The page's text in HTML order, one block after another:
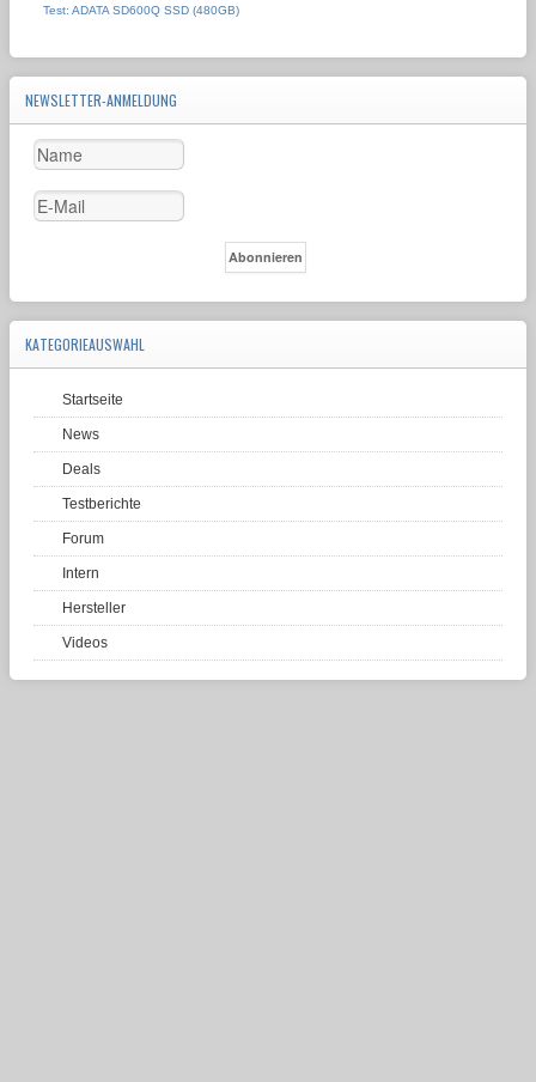
Test: ADATA SD600Q SSD (480GB)
NEWSLETTER-ANMELDUNG
KATEGORIEAUSWAHL
Startseite
News
Deals
Testberichte
Forum
Intern
Hersteller
Videos